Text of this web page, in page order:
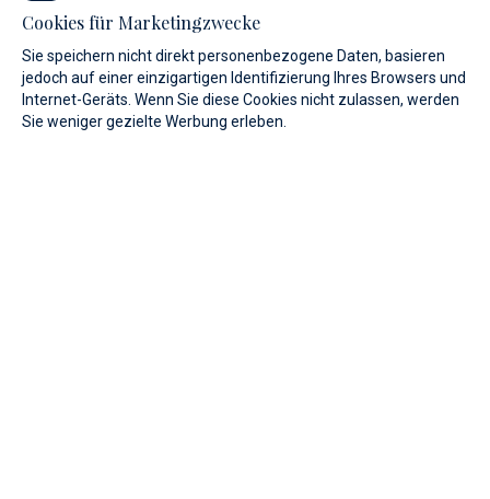
Sehen Sie sich unsere breite Auswahl an Neu- und
Gebrauchtbooten zuverlässiger Marken an. Unter der
Führung engagierter Berater helfen wir Ihnen bei der
Entscheidung, die Ihren Wünschen perfekt entspricht.
Mehr erfahren
Cookies für Marketingzwecke
Sie speichern nicht direkt personenbezogene Daten, basieren
jedoch auf einer einzigartigen Identifizierung Ihres Browsers und
Internet-Geräts. Wenn Sie diese Cookies nicht zulassen, werden
Sie weniger gezielte Werbung erleben.